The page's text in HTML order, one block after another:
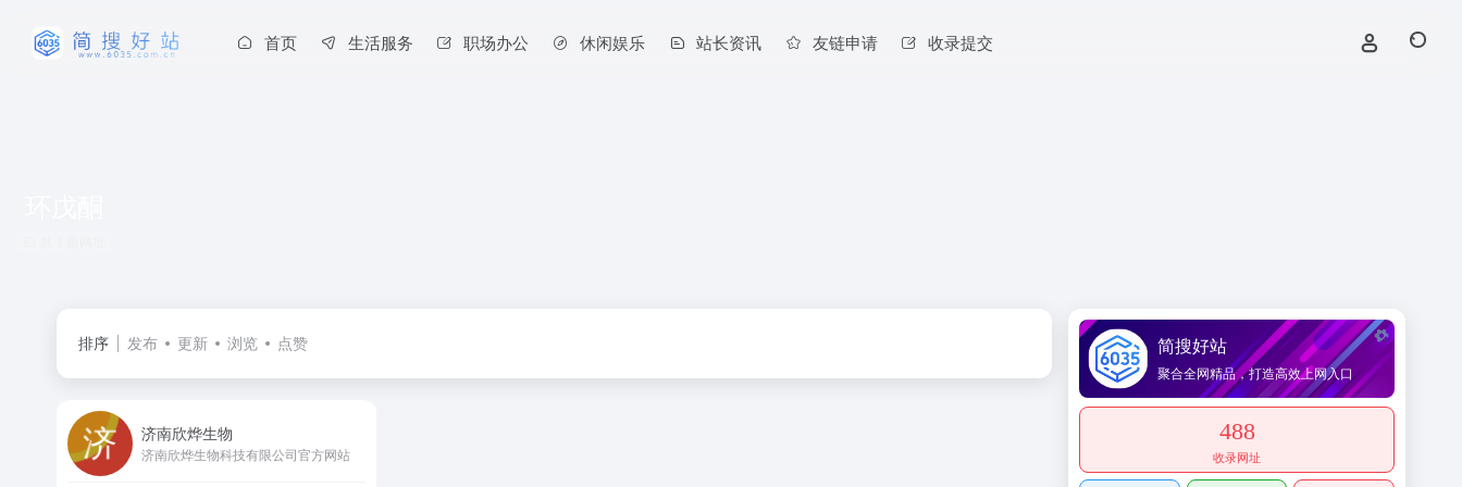
首页 生活服务 职场办公 休闲娱乐 站长资讯 友链申请 收录提交
排序 发布 更新 浏览 点赞
济南欣烨生物
济南欣烨生物科技有限公司官方网站
简搜好站
聚合全网精品，打造高效上网入口
488
收录网址